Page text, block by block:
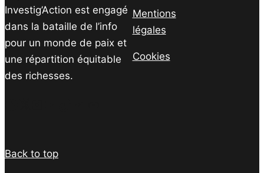
Investig’Action est engagé
dans la bataille de l’info
pour un monde de paix et
une répartition équitable
des richesses.
Mentions
légales
Cookies
Back to top